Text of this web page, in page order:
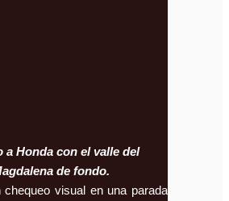
a Honda con el valle del
de fondo.
chequeo visual en una parada